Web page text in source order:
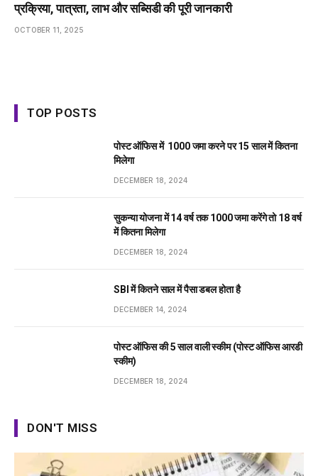
प्रक्रिया, पात्रता, लाभ और सब्सिडी की पूरी जानकारी
OCTOBER 11, 2025
TOP POSTS
पोस्ट ऑफिस में ₹ 1000 जमा करने पर 15 साल में कितना
मिलेगा
DECEMBER 18, 2024
सुकन्या योजना में 14 वर्ष तक ₹1000 जमा करेंगे तो 18 वर्ष
में कितना मिलेगा
DECEMBER 18, 2024
SBI में कितने साल में पैसा डबल होता है
DECEMBER 14, 2024
पोस्ट ऑफिस की 5 साल वाली स्कीम (पोस्ट ऑफिस आरडी
स्कीम)
DECEMBER 18, 2024
DON'T MISS